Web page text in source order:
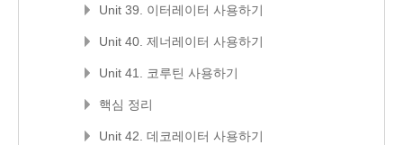
Unit 39. 이터레이터 사용하기
Unit 40. 제너레이터 사용하기
Unit 41. 코루틴 사용하기
핵심 정리
Unit 42. 데코레이터 사용하기